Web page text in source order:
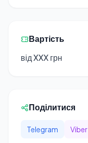
Вартість
від XXX грн
Поділитися
Telegram Viber